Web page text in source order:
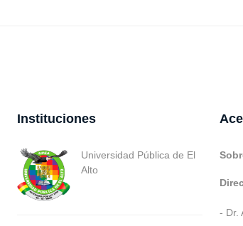
Instituciones
Universidad Pública de El
Alto
- Dr.